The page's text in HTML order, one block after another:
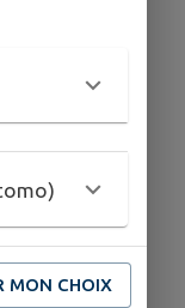
MON CHOIX